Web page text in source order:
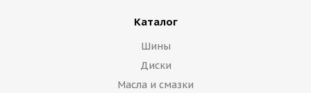
Каталог
Шины
Диски
Масла и смазки